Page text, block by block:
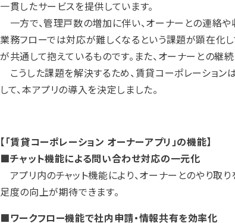
一貫したサービスを提供しています。
一方で、管理戸数の増加に伴い、オーナーとの連絡
業務フローでは対応が難しくなるという課題が顕在化
が共通して抱えているものです。また、オーナーとの継
こうした課題を解決するため、賃貸コーポレーショ
して、本アプリの導入を決定しました。
【「賃貸コーポレーション オーナーアプリ」の機能】
■チャット機能による問い合わせ対応の一元化
アプリ内のチャット機能により、オーナーとのやり取
足度の向上が期待できます。
■ワークフロー機能で社内申請・情報共有を効率化